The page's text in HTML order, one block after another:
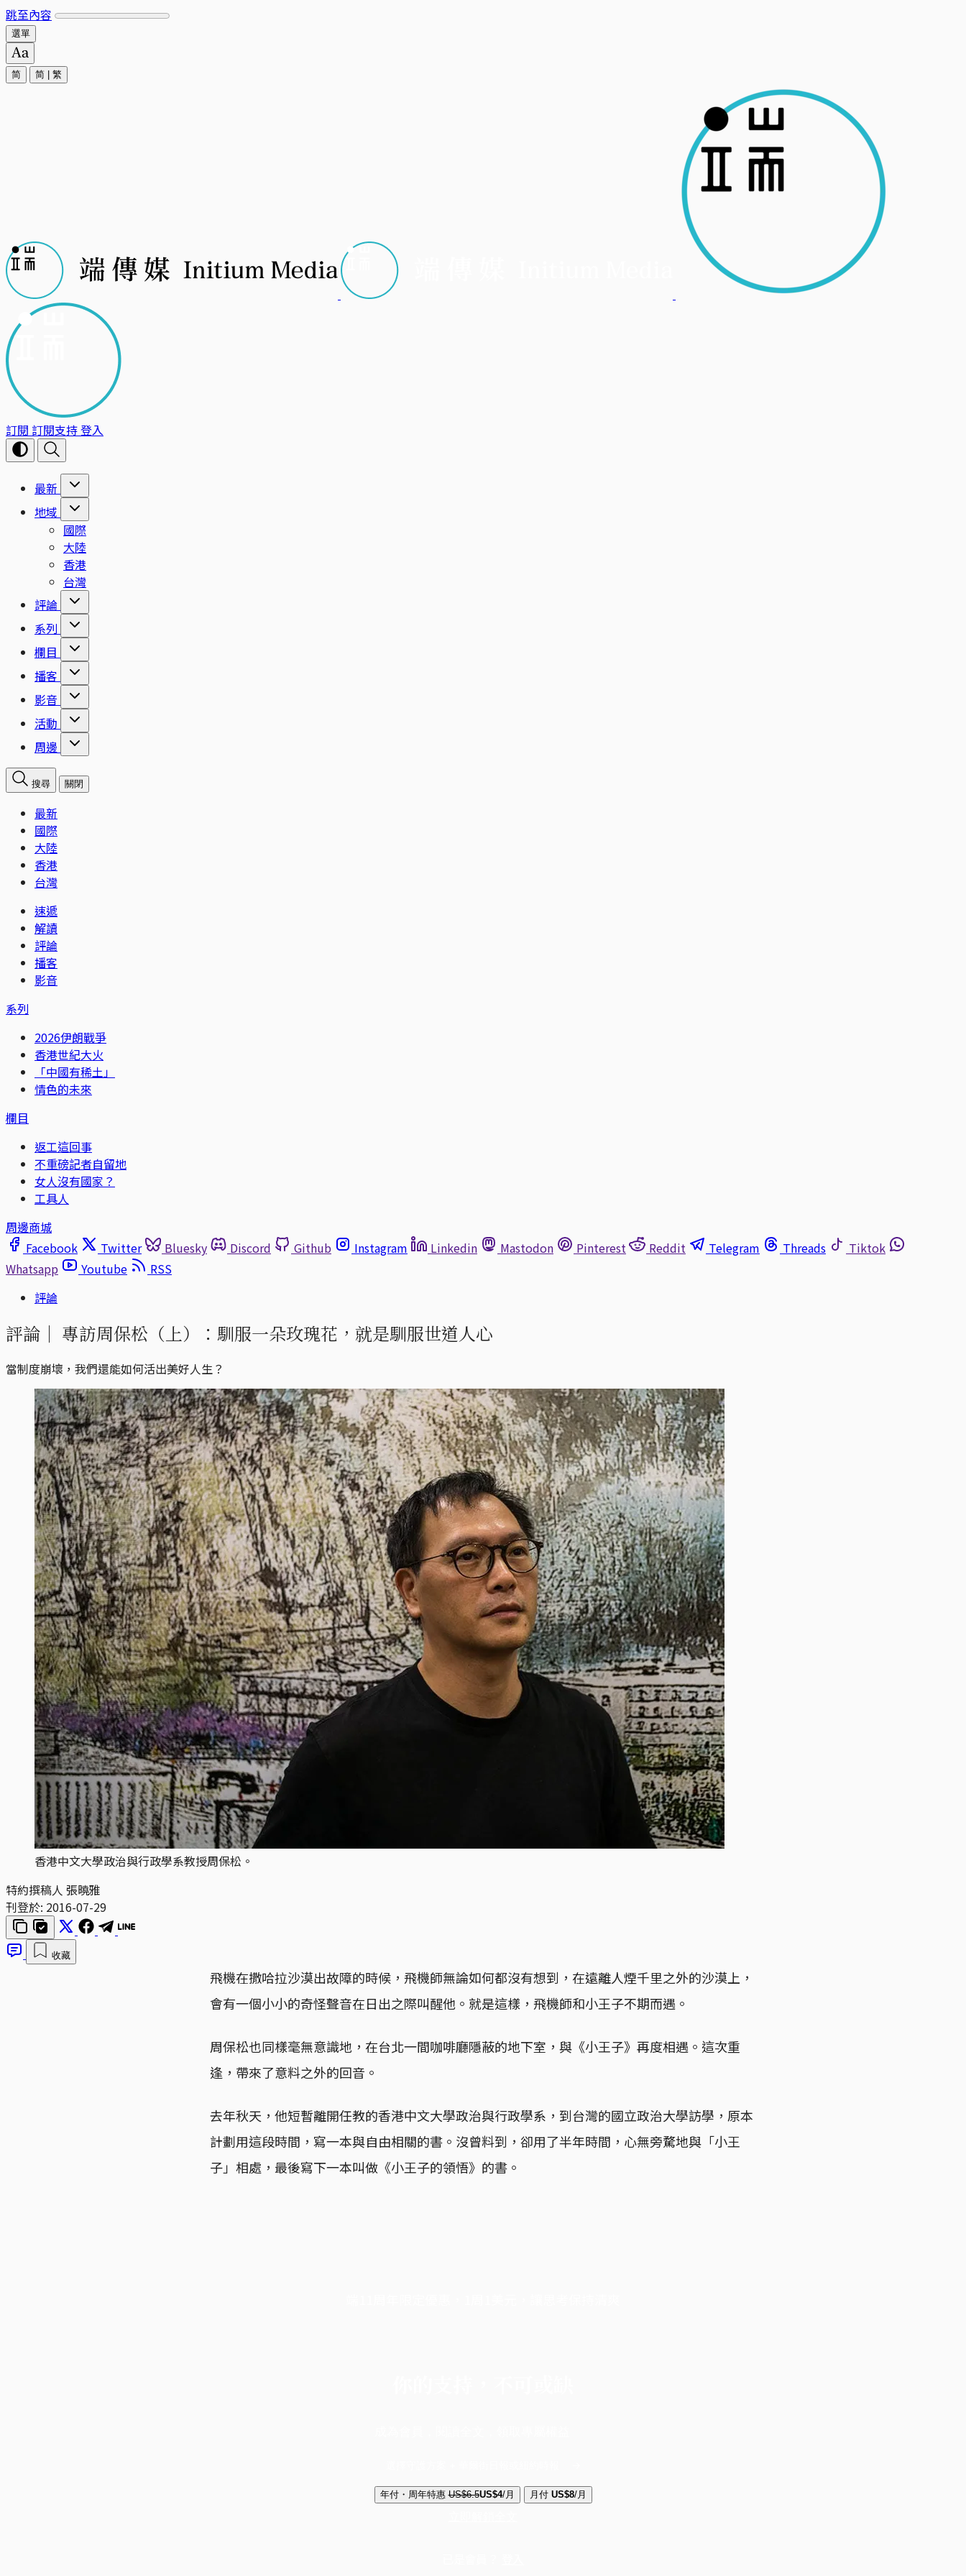
跳至內容
選單
简 简 繁
訂閱 訂閱支持登入
最新
地域
國際
大陸
香港
台灣
評論
系列
欄目
播客
影音
活動
周邊
搜尋 關閉
最新
國際
大陸
香港
台灣
速遞
解讀
評論
播客
影音
系列
2026伊朗戰爭
香港世紀大火
「中國有稀土」
情色的未來
欄目
返工這回事
不重磅記者自留地
女人沒有國家？
工具人
周邊商城
Facebook
Twitter Bluesky Discord Github Instagram Linkedin Mastodon Pinterest Reddit Telegram Threads
Tiktok
Whatsapp
Youtube
RSS
評論
評論｜ 專訪周保松（上）：馴服一朵玫瑰花，就是馴服世道人心
當制度崩壞，我們還能如何活出美好人生？
香港中文大學政治與行政學系教授周保松。
特約撰稿人 張曉雅
刊登於: 2016-07-29
收藏
飛機在撒哈拉沙漠出故障的時候，飛機師無論如何都沒有想到，在遠離人煙千里之外的沙漠上，
會有一個小小的奇怪聲音在日出之際叫醒他。就是這樣，飛機師和小王子不期而遇。
周保松也同樣毫無意識地，在台北一間咖啡廳隱蔽的地下室，與《小王子》再度相遇。這次重
逢，帶來了意料之外的回音。
去年秋天，他短暫離開任教的香港中文大學政治與行政學系，到台灣的國立政治大學訪學，原本
計劃用這段時間，寫一本與自由相關的書。沒曾料到，卻用了半年時間，心無旁騖地與「小王
子」相處，最後寫下一本叫做《小王子的領悟》的書。
年付・周年特惠 US$6.5US$4/月 月付 US$8/月